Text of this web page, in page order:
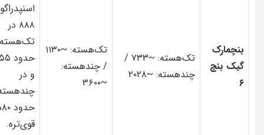
بنچمارک
گیک بنچ
۶
تک‌هسته: ~۷۳۳ /
چندهسته: ~۲۰۲۸
تک‌هسته: ~۱۱۳۰
/ چندهسته:
~۳۶۰۰
۸۸۸ در
تک‌هسته
و در
قوی‌تره.